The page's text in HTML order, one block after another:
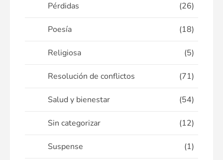
Pérdidas (26)
Poesía (18)
Religiosa (5)
Resolución de conflictos (71)
Salud y bienestar (54)
Sin categorizar (12)
Suspense (1)